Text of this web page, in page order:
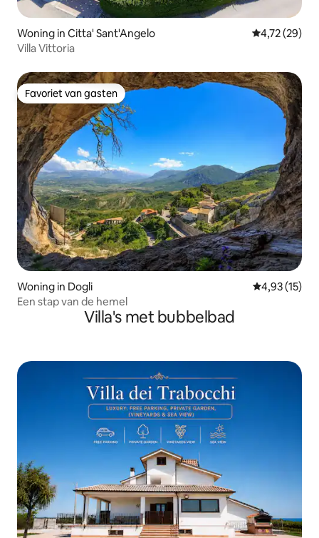
Woning in Citta' Sant'Angelo Gemiddelde
4,72 (29)
Villa Vittoria
Favoriet van gasten
Favoriet van gasten
Woning in Dogli Gemiddelde
4,93 (15)
Een stap van de hemel
Villa's met bubbelbad